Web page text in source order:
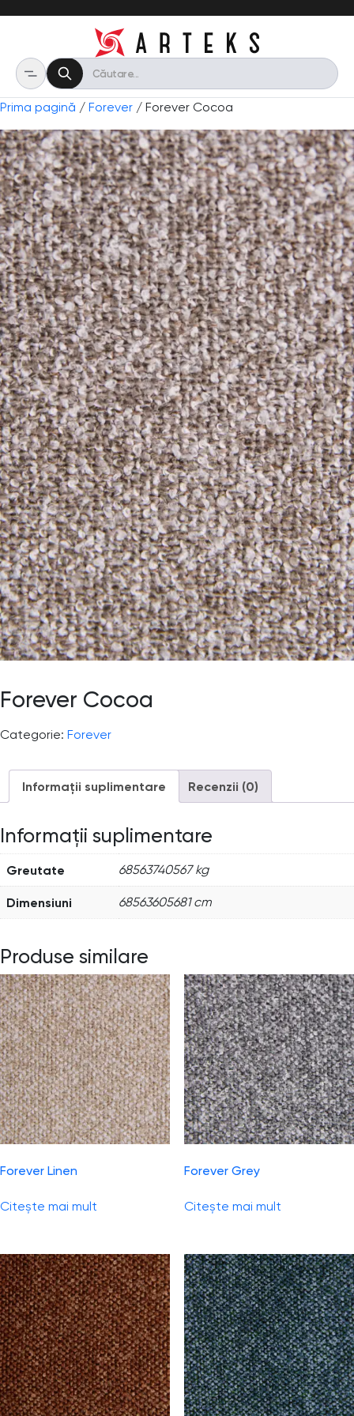
Prima pagină / Forever / Forever Cocoa
Forever Cocoa
Categorie: Forever
Informații suplimentare Recenzii (0)
Informații suplimentare
Greutate 68563740567 kg
Dimensiuni 68563605681 cm
Produse similare
Forever Linen
Citește mai mult
Forever Grey
Citește mai mult